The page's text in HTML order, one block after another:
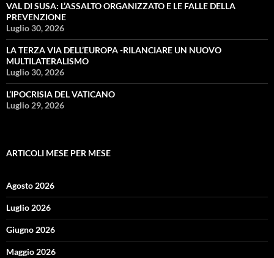
VAL DI SUSA: L’ASSALTO ORGANIZZATO E LE FALLE DELLA
PREVENZIONE
Luglio 30, 2026
LA TERZA VIA DELL’EUROPA -RILANCIARE UN NUOVO
MULTILATERALISMO
Luglio 30, 2026
L’IPOCRISIA DEL VATICANO
Luglio 29, 2026
ARTICOLI MESE PER MESE
Agosto 2026
Luglio 2026
Giugno 2026
Maggio 2026